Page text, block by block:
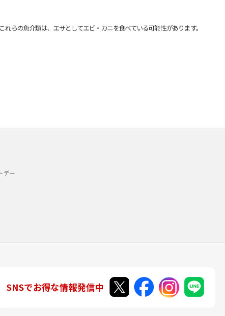
らの魚介類は、エサとしてエビ・カニを食べている可能性があります。
デー
SNSでお得な情報発信中